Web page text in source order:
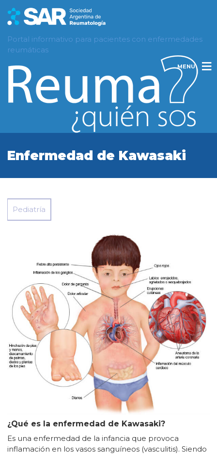
Portal informativo para pacientes con enfermedades
reumáticas
MENU
Enfermedad de Kawasaki
Pediatría
¿Qué es la enfermedad de Kawasaki?
Es una enfermedad de la infancia que provoca
inflamación en los vasos sanguíneos (vasculitis). Siendo